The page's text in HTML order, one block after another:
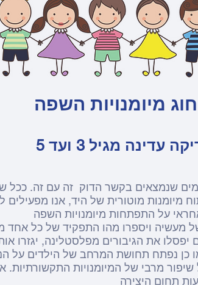
חוג מיומנויות השפה
מגיל 3 ועד 5
שנמצאים בקשר הדוק זה עם זה. ככל
מיומנות מוטורית של היד, אנו
מעשיה ויספרו מהו התפקיד של כל אחד
את הגיבורים מפלסטלינה, יגזרו
כן נפתח תחושת המרחב של הילדים על
מרבי של המיומנויות